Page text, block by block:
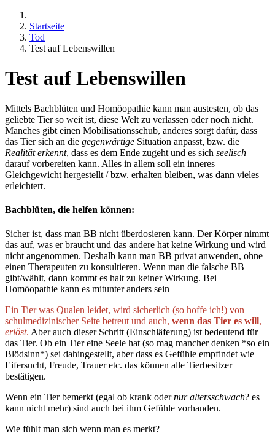
Startseite
Tod
Test auf Lebenswillen
Test auf Lebenswillen
Mittels Bachblüten und Homöopathie kann man austesten, ob das
geliebte Tier so weit ist, diese Welt zu verlassen oder noch nicht.
Manches gibt einen Mobilisationsschub, anderes sorgt dafür, dass
das Tier sich an die gegenwärtige Situation anpasst, bzw. die
Realität erkennt, dass es dem Ende zugeht und es sich seelisch
darauf vorbereiten kann. Alles in allem soll ein inneres
Gleichgewicht hergestellt / bzw. erhalten bleiben, was dann vieles
erleichtert.
Bachblüten, die helfen können:
Sicher ist, dass man BB nicht überdosieren kann. Der Körper nimmt
das auf, was er braucht und das andere hat keine Wirkung und wird
nicht angenommen. Deshalb kann man BB privat anwenden, ohne
einen Therapeuten zu konsultieren. Wenn man die falsche BB
gibt/wählt, dann kommt es halt zu keiner Wirkung. Bei
Homöopathie kann es mitunter anders sein
Ein Tier was Qualen leidet, wird sicherlich (so hoffe ich!) von
schulmedizinischer Seite betreut und auch, wenn das Tier es will,
erlöst. Aber auch dieser Schritt (Einschläferung) ist bedeutend für
das Tier. Ob ein Tier eine Seele hat (so mag mancher denken *so ein
Blödsinn*) sei dahingestellt, aber dass es Gefühle empfindet wie
Eifersucht, Freude, Trauer etc. das können alle Tierbesitzer
bestätigen.
Wenn ein Tier bemerkt (egal ob krank odernur altersschwach? es
kann nicht mehr) sind auch bei ihm Gefühle vorhanden.
Wie fühlt man sich wenn man es merkt?